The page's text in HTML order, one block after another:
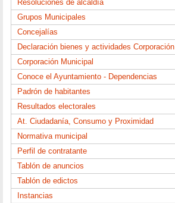
Resoluciones de alcaldía
Grupos Municipales
Concejalías
Declaración bienes y actividades Corporación
Corporación Municipal
Conoce el Ayuntamiento - Dependencias
Padrón de habitantes
Resultados electorales
At. Ciudadanía, Consumo y Proximidad
Normativa municipal
Perfil de contratante
Tablón de anuncios
Tablón de edictos
Instancias